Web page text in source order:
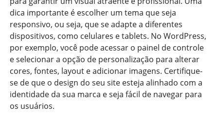
dica importante é escolher um tema que seja
responsivo, ou seja, que se adapte a diferentes
dispositivos, como celulares e tablets. No WordPress,
por exemplo, você pode acessar o painel de controle
e selecionar a opção de personalização para alterar
cores, fontes, layout e adicionar imagens. Certifique-
se de que o design do seu site esteja alinhado com a
identidade da sua marca e seja fácil de navegar para
os usuários.